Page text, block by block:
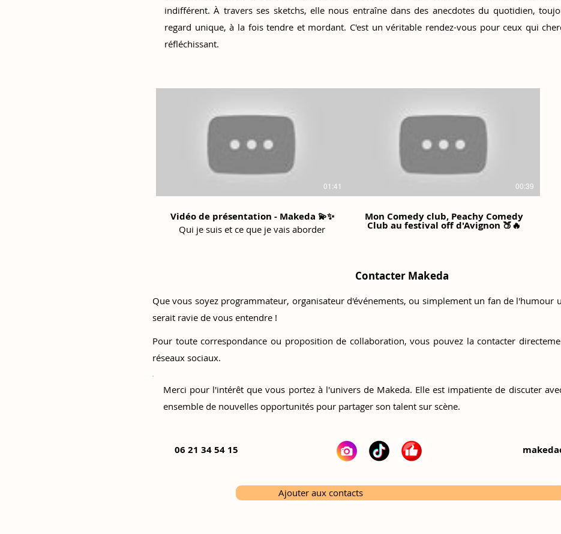
indifférent. À travers ses sketchs, elle nous entraîne dans des anecdotes du quotidien,
regard unique, à la fois tendre et mordant. C'est un véritable rendez-vous pour ceux qui
réfléchissant.
01:41
Vidéo de présentation - Makeda 💫✨
Qui je suis et ce que je vais aborder
00:39
Mon Comedy club, Peachy Comedy
Club au festival off d'Avignon 🍑🔥
Contacter Makeda
Que vous soyez programmateur, organisateur d'événements, ou simplement un fan de l'humour
serait ravie de vous entendre !
Pour toute correspondance ou proposition de collaboration, vous pouvez la contacter
réseaux sociaux.
Merci pour l'intérêt que vous portez à l'univers de Makeda. Elle est impatiente de discuter
ensemble de nouvelles opportunités pour partager son talent sur scène.
06 21 34 54 15
Ajouter aux contacts